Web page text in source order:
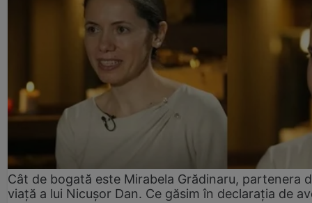
Cât de bogată este Mirabela Grădinaru, partenera
viață a lui Nicușor Dan. Ce găsim în declarația de